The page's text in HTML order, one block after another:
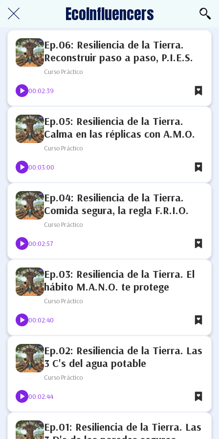
EcoInfluencers
Ep.06: Resiliencia de la Tierra.
Reconstruir paso a paso, P.I.E.S.
Curso Práctico
00:02:39
Ep.05: Resiliencia de la Tierra.
Calma en las réplicas con A.M.O.
Curso Práctico
00:03:00
Ep.04: Resiliencia de la Tierra.
Comida segura, la regla F.R.I.O.
Curso Práctico
00:02:57
Ep.03: Resiliencia de la Tierra. El
hábito M.A.N.O. te protege
Curso Práctico
00:02:40
Ep.02: Resiliencia de la Tierra. Las
3 C's del agua potable
Curso Práctico
00:02:44
Ep.01: Resiliencia de la Tierra. Las